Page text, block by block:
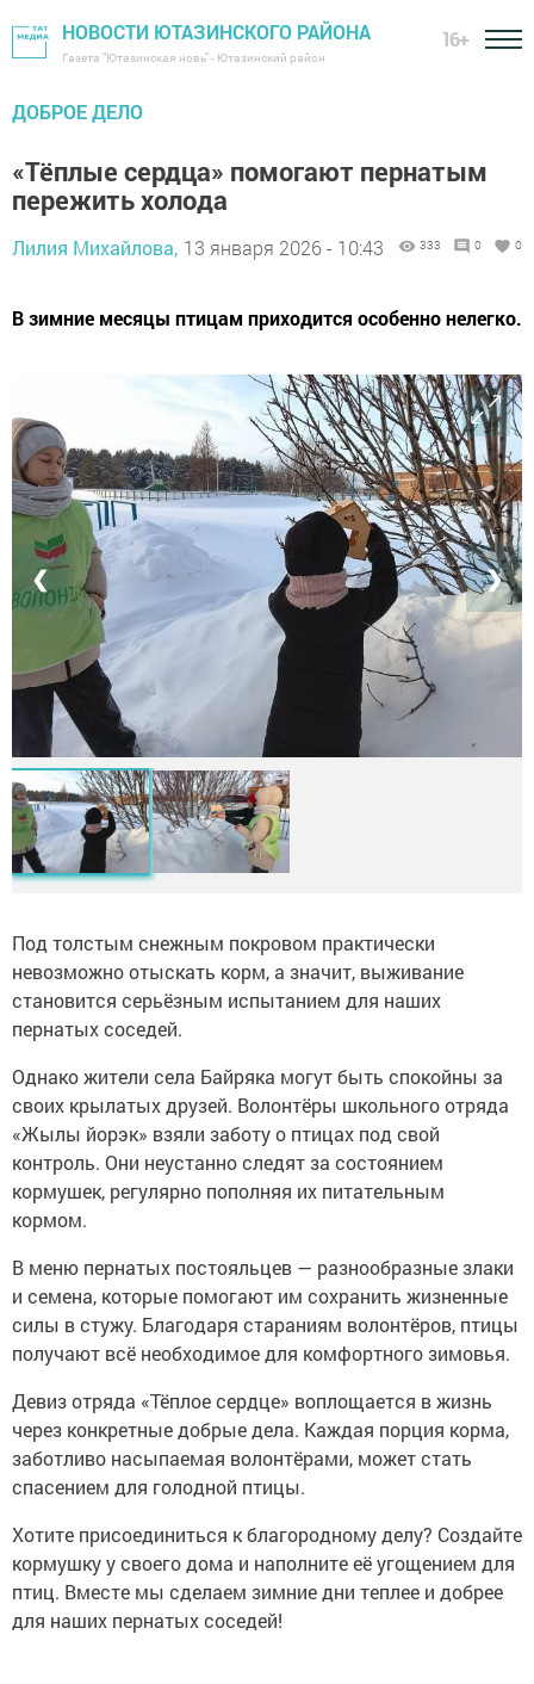
НОВОСТИ ЮТАЗИНСКОГО РАЙОНА
Газета "Ютазинская новь" - Ютазинский район
16+
ДОБРОЕ ДЕЛО
«Тёплые сердца» помогают пернатым
пережить холода
Лилия Михайлова, 13 января 2026 - 10:43 333 0 0
В зимние месяцы птицам приходится особенно нелегко.
❮ ❯
Под толстым снежным покровом практически
невозможно отыскать корм, а значит, выживание
становится серьёзным испытанием для наших
пернатых соседей.
Однако жители села Байряка могут быть спокойны за
своих крылатых друзей. Волонтёры школьного отряда
«Жылы йорэк» взяли заботу о птицах под свой
контроль. Они неустанно следят за состоянием
кормушек, регулярно пополняя их питательным
кормом.
В меню пернатых постояльцев — разнообразные злаки
и семена, которые помогают им сохранить жизненные
силы в стужу. Благодаря стараниям волонтёров, птицы
получают всё необходимое для комфортного зимовья.
Девиз отряда «Тёплое сердце» воплощается в жизнь
через конкретные добрые дела. Каждая порция корма,
заботливо насыпаемая волонтёрами, может стать
спасением для голодной птицы.
Хотите присоединиться к благородному делу? Создайте
кормушку у своего дома и наполните её угощением для
птиц. Вместе мы сделаем зимние дни теплее и добрее
для наших пернатых соседей!